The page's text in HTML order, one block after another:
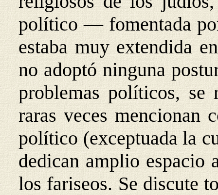
político — fomentada
estaba muy extendida
no adoptó ninguna
problemas políticos, se
raras veces mencionan
político (exceptuada la
dedican amplio espacio
los fariseos. Se discute